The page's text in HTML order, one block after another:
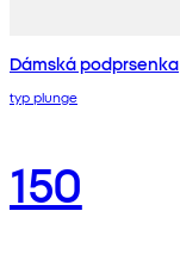
Dámská podprsenka
typ plunge
150